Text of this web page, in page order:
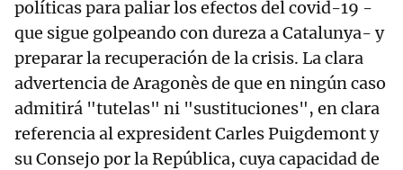
políticas para paliar los efectos del covid-19 -
que sigue golpeando con dureza a Catalunya- y
preparar la recuperación de la crisis. La clara
advertencia de Aragonès de que en ningún caso
admitirá "tutelas" ni "sustituciones", en clara
referencia al expresident Carles Puigdemont y
su Consejo por la República, cuya capacidad de